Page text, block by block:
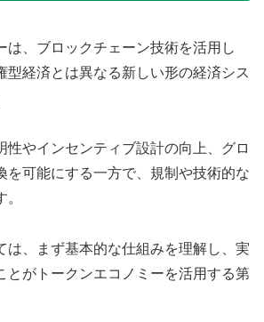
は、ブロックチェーン技術を活用し
型経済とは異なる新しい形の経済シス
性やインセンティブ設計の向上、グロ
を可能にする一方で、規制や技術的な
は、まず基本的な仕組みを理解し、実
とがトークンエコノミーを活用する第